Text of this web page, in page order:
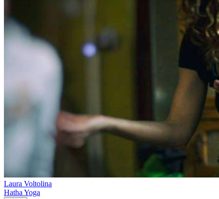
Laura Voltolina
Hatha Yoga